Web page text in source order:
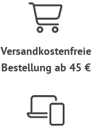
Versandkostenfreie
Bestellung ab 45 €